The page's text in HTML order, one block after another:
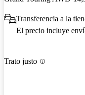
Transferencia a la
El precio incluye
Trato justo